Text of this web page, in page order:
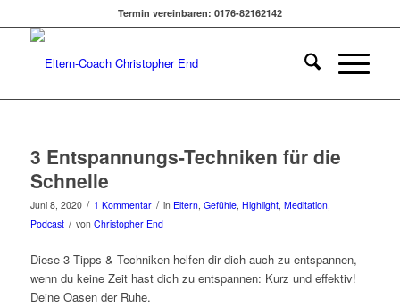
Termin vereinbaren: 0176-82162142
3 Entspannungs-Techniken für die
Schnelle
Juni 8, 2020 / 1 Kommentar / in Eltern, Gefühle, Highlight, Meditation,
Podcast / von Christopher End
Diese 3 Tipps & Techniken helfen dir dich auch zu entspannen,
wenn du keine Zeit hast dich zu entspannen: Kurz und effektiv!
Deine Oasen der Ruhe.